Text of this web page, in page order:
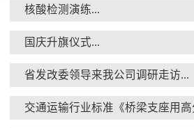
消防小组训练...
核酸检测演练...
国庆升旗仪式...
省发改委领导来我公司调研走访...